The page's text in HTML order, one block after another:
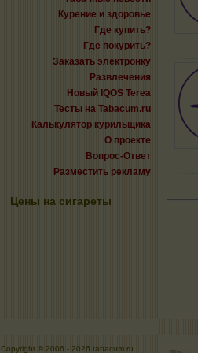
Курение и здоровье
Где купить?
Где покурить?
Заказать электронку
Развлечения
Новый IQOS Terea
Тесты на Tabacum.ru
Калькулятор курильщика
О проекте
Вопрос-Ответ
Разместить рекламу
Цены на сигареты
Copyright © 2006 - 2026 tabacum.ru